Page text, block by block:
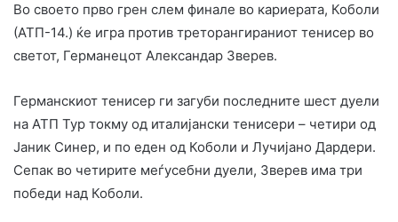
Во своето прво грен слем финале во кариерата, Коболи
(АТП-14.) ќе игра против треторангираниот тенисер во
светот, Германецот Александар Зверев.
Германскиот тенисер ги загуби последните шест дуели
на АТП Тур токму од италијански тенисери – четири од
Јаник Синер, и по еден од Коболи и Лучијано Дардери.
Сепак во четирите меѓусебни дуели, Зверев има три
победи над Коболи.